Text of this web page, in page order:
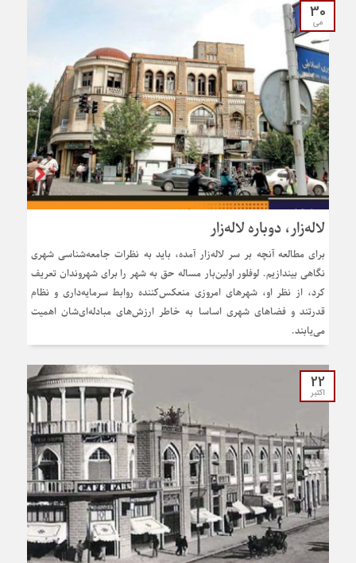
30
می
لاله‌زار، دوباره لاله‌زار
برای مطالعه آنچه بر سر لاله‌زار آمده، باید به نظرات جامعه‌شناسی شهری
نگاهی بیندازیم. لوفلور اولین‌بار مساله حق به شهر را برای شهروندان تعریف
کرد، از نظر او، شهرهای امروزی منعکس‌کننده روابط سرمایه‌داری و نظام
قدرتند و فضاهای شهری اساسا به خاطر ارزش‌های مبادله‌ای‌شان اهمیت
می‌یابند.
22
اکتبر